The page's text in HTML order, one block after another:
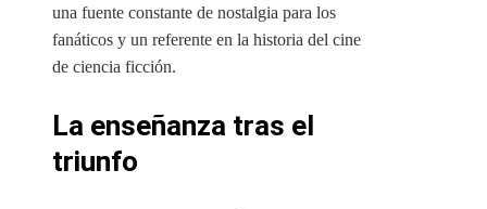
una fuente constante de nostalgia para los
fanáticos y un referente en la historia del cine
de ciencia ficción.
La enseñanza tras el
triunfo